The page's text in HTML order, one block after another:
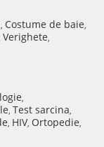
, Costume de baie,
Verighete,
,
, Test sarcina,
, HIV, Ortopedie,